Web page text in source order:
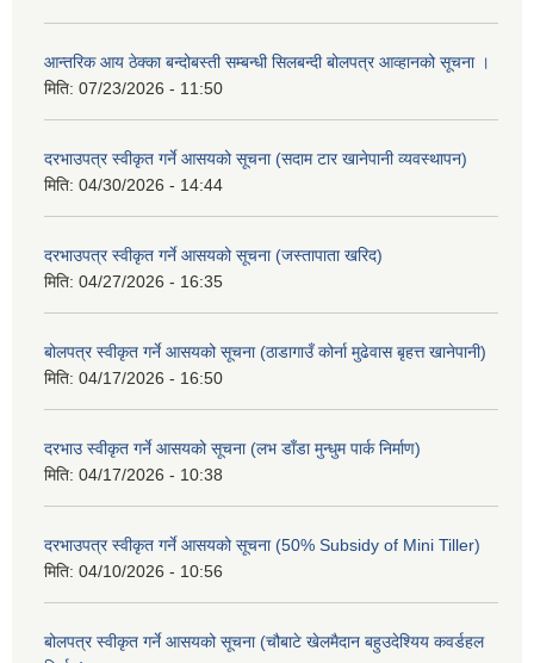
आन्तरिक आय ठेक्का बन्दोबस्ती सम्बन्धी सिलबन्दी बोलपत्र आव्हानको सूचना ।
मिति: 07/23/2026 - 11:50
दरभाउपत्र स्वीकृत गर्ने आसयको सूचना (सदाम टार खानेपानी व्यवस्थापन)
मिति: 04/30/2026 - 14:44
दरभाउपत्र स्वीकृत गर्ने आसयको सूचना (जस्तापाता खरिद)
मिति: 04/27/2026 - 16:35
बोलपत्र स्वीकृत गर्ने आसयको सूचना (ठाडागाउँ कोर्ना मुढेवास बृहत्त खानेपानी)
मिति: 04/17/2026 - 16:50
दरभाउ स्वीकृत गर्ने आसयको सूचना (लभ डाँडा मुन्धुम पार्क निर्माण)
मिति: 04/17/2026 - 10:38
दरभाउपत्र स्वीकृत गर्ने आसयको सूचना (50% Subsidy of Mini Tiller)
मिति: 04/10/2026 - 10:56
बोलपत्र स्वीकृत गर्ने आसयको सूचना (चौबाटे खेलमैदान बहुउदेश्यिय कवर्डहल